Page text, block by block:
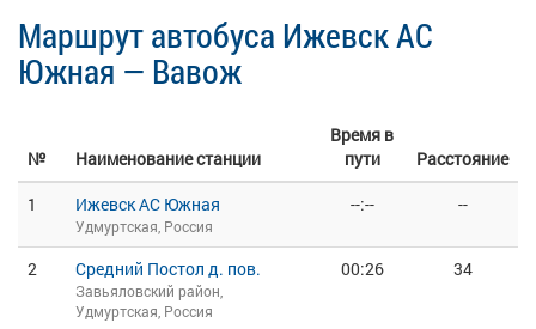
Маршрут автобуса Ижевск АС
Южная — Вавож
№ Наименование станции
Время в
пути
Расстояние
1
Ижевск АС Южная
Удмуртская, Россия
--:-- --
2 Средний Постол д. пов.
Завьяловский район,
Удмуртская, Россия
00:26 34